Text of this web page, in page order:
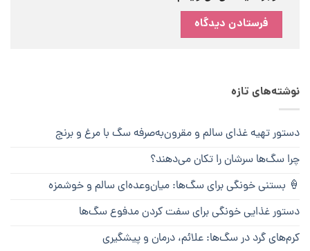
نوشته‌های تازه
دستور تهیه غذای سالم و مقرون‌به‌صرفه سگ با مرغ و برنج
چرا سگ‌ها سرشان را تکان می‌دهند؟
🍦 بستنی خونگی برای سگ‌ها: میان‌وعده‌ای سالم و خوشمزه
دستور غذایی خونگی برای سفت کردن مدفوع سگ‌ها
کرم‌های گرد در سگ‌ها: علائم، درمان و پیشگیری